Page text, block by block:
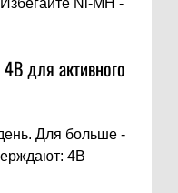
Ni-MH -
для активного
Для больше -
4В